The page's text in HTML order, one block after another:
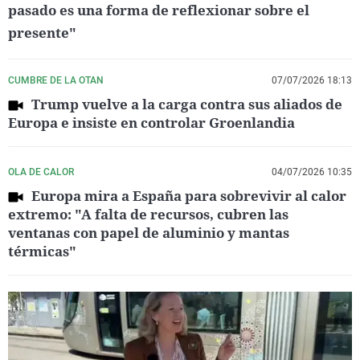
pasado es una forma de reflexionar sobre el
presente"
CUMBRE DE LA OTAN 07/07/2026 18:13
Trump vuelve a la carga contra sus aliados de
Europa e insiste en controlar Groenlandia
OLA DE CALOR 04/07/2026 10:35
Europa mira a España para sobrevivir al calor
extremo: "A falta de recursos, cubren las
ventanas con papel de aluminio y mantas
térmicas"